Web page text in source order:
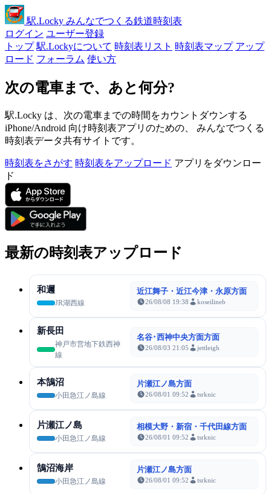
駅.Locky みんなでつくる鉄道時刻表
ログイン ユーザー登録
トップ 駅.Lockyについて 時刻表リスト 時刻表マップ アップ
ロード フォーラム 使い方
次の電車まで、あと何分?
駅.Locky は、次の電車までの時間をカウントダウンする
iPhone/Android 向け時刻表アプリのための、 みんなでつくる
時刻表データ共有サイトです。
時刻表をさがす 時刻表をアップロード アプリをダウンロー
ド
最新の時刻表アップロード
和邇
JR湖西線
近江舞子・近江今津・永原方面
26/08/08 19:38 koseilineb
新長田
神戸市営地下鉄西神
線
名谷･西神中央方面方面
26/08/03 21:05 jettleigh
本鵠沼
小田急江ノ島線
片瀬江ノ島方面
26/08/01 09:52 tsrknic
片瀬江ノ島
小田急江ノ島線
相模大野・新宿・千代田線方面
26/08/01 09:52 tsrknic
鵠沼海岸
小田急江ノ島線
片瀬江ノ島方面
26/08/01 09:52 tsrknic